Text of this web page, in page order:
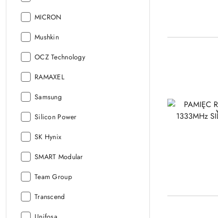
Producer:
MICRON
Producer:
Mushkin
Producer:
OCZ Technology
Producer:
RAMAXEL
Producer:
Samsung
Producer:
Silicon Power
Producer:
SK Hynix
Producer:
SMART Modular
Producer:
Team Group
Producer:
Transcend